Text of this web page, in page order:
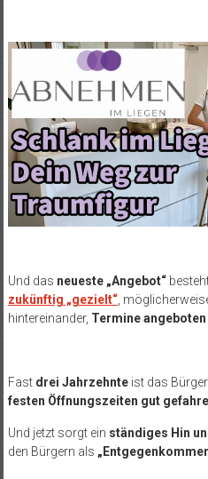
Und das neueste „Angebot“
zukünftig „gezielt“,
hintereinander, Termine angeboten
Fast drei Jahrzehnteist das
festen Öffnungszeiten gut
Und jetzt sorgt ein ständiges Hin
den Bürgern als